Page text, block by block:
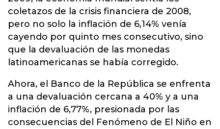
coletazos de la crisis financiera de 2008,
pero no solo la inflación de 6,14% venía
cayendo por quinto mes consecutivo, sino
que la devaluación de las monedas
latinoamericanas se había corregido.
Ahora, el Banco de la República se enfrenta
a una devaluación cercana a 40% y a una
inflación de 6,77%, presionada por las
consecuencias del Fenómeno de El Niño en